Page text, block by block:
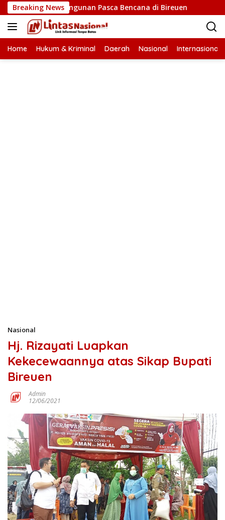
Langsung
ke
konten
Breaking News
Pembangunan Pasca Bencana di Bireuen
Home Hukum & Kriminal Daerah Nasional Internasional
Nasional
Hj. Rizayati Luapkan
Kekecewaannya atas Sikap Bupati
Bireuen
Admin
12/06/2021